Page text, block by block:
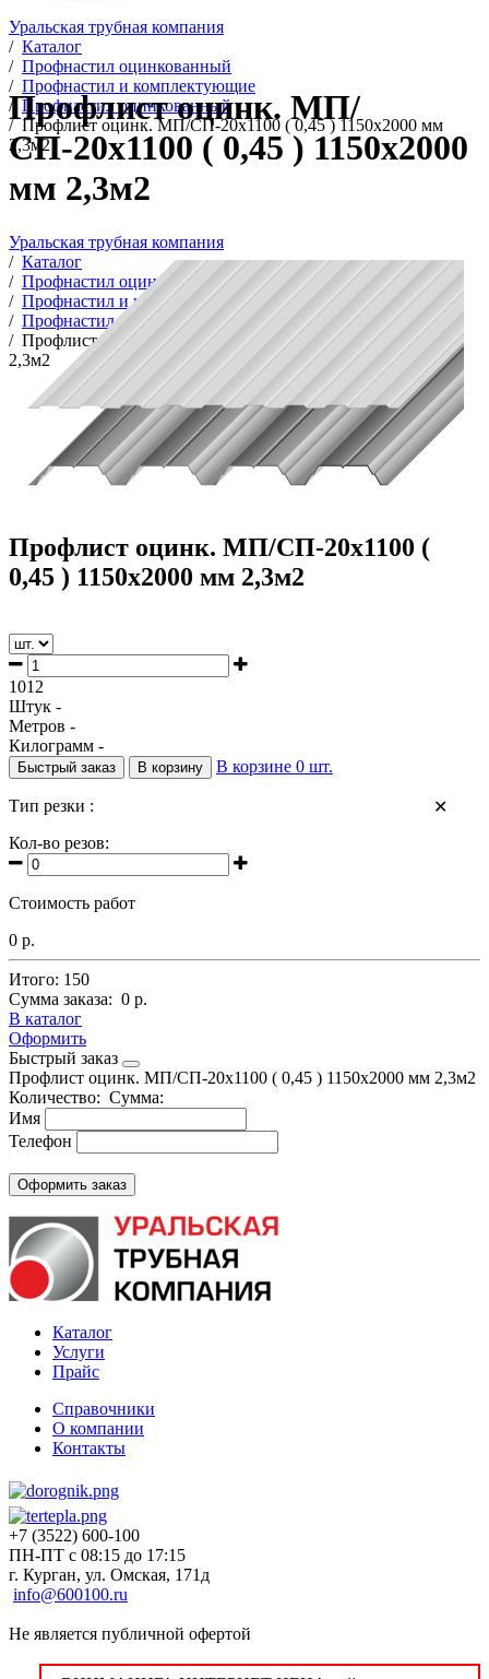
Уральская трубная компания
/ Каталог
/ Профнастил оцинкованный
/ Профнастил и комплектующие
/ Профнастил оцинкованный
/ Профлист оцинк. МП/СП-20х1100 ( 0,45 ) 1150х2000 мм
2,3м2
Профлист оцинк. МП/
СП-20х1100 ( 0,45 ) 1150х2000
мм 2,3м2
Уральская трубная компания
/ Каталог
/ Профнастил оцинкованный
/ Профнастил и комплектующие
/ Профнастил оцинкованный
/ Профлист оцинк. МП/СП-20х1100 ( 0,45 ) 1150х2000 мм
2,3м2
Профлист оцинк. МП/СП-20х1100 (
0,45 ) 1150х2000 мм 2,3м2
1012
Штук -
Метров -
Килограмм -
Быстрый заказ В корзину В корзине 0 шт.
✕
Тип резки :
Кол-во резов:
Стоимость работ
0 р.
Итого: 150
Сумма заказа: 0 р.
В каталог
Оформить
Быстрый заказ
Профлист оцинк. МП/СП-20х1100 ( 0,45 ) 1150х2000 мм 2,3м2
Количество: Сумма:
Имя
Телефон
Каталог
Услуги
Прайс
Справочники
О компании
Контакты
+7 (3522) 600-100
ПН-ПТ с 08:15 до 17:15
г. Курган, ул. Омская, 171д
info@600100.ru
Не является публичной офертой